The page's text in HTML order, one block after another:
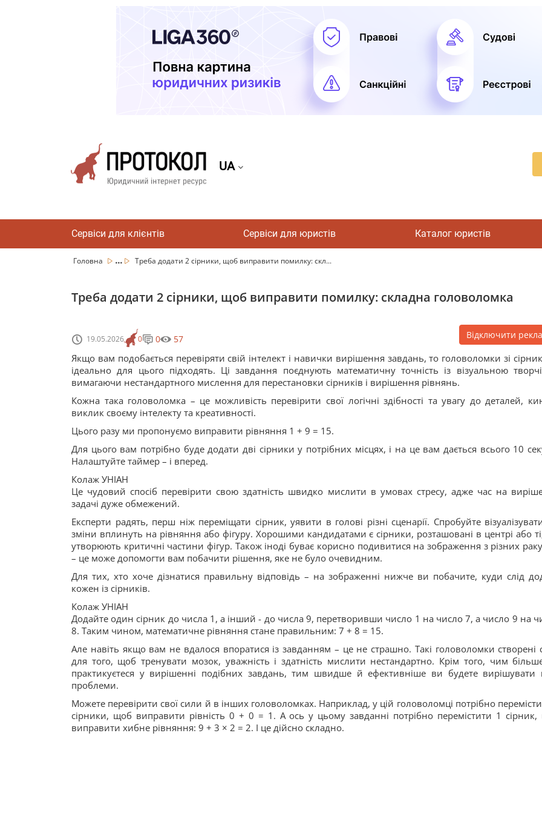
UA
Сервіси для клієнтів Сервіси для юристів Каталог юристів
Головна ... Треба додати 2 сірники, щоб виправити помилку: скл...
Треба додати 2 сірники, щоб виправити помилку: складна головоломка
19.05.2026 0 0 57 Відключити
Якщо вам подобається перевіряти свій інтелект і навички вирішення завдань, то головоломки зі
ідеально для цього підходять. Ці завдання поєднують математичну точність із візуальною
вимагаючи нестандартного мислення для перестановки сірників і вирішення рівнянь.
Кожна така головоломка – це можливість перевірити свої логічні здібності та увагу до деталей,
виклик своєму інтелекту та креативності.
Цього разу ми пропонуємо виправити рівняння 1 + 9 = 15.
Для цього вам потрібно буде додати дві сірники у потрібних місцях, і на це вам дається всього 10
Налаштуйте таймер – і вперед.
Колаж УНІАН
Це чудовий спосіб перевірити свою здатність швидко мислити в умовах стресу, адже час на
задачі дуже обмежений.
Експерти радять, перш ніж переміщати сірник, уявити в голові різні сценарії. Спробуйте
зміни вплинуть на рівняння або фігуру. Хорошими кандидатами є сірники, розташовані в центрі або
утворюють критичні частини фігур. Також іноді буває корисно подивитися на зображення з різних
– це може допомогти вам побачити рішення, яке не було очевидним.
Для тих, хто хоче дізнатися правильну відповідь – на зображенні нижче ви побачите, куди слід
кожен із сірників.
Колаж УНІАН
Додайте один сірник до числа 1, а інший - до числа 9, перетворивши число 1 на число 7, а число 9 на
8. Таким чином, математичне рівняння стане правильним: 7 + 8 = 15.
Але навіть якщо вам не вдалося впоратися із завданням – це не страшно. Такі головоломки створені
для того, щоб тренувати мозок, уважність і здатність мислити нестандартно. Крім того, чим
практикуєтеся у вирішенні подібних завдань, тим швидше й ефективніше ви будете вирішувати
проблеми.
Можете перевірити свої сили й в інших головоломках. Наприклад, у цій головоломці потрібно
сірники, щоб виправити рівність 0 + 0 = 1. А ось у цьому завданні потрібно перемістити 1
виправити хибне рівняння: 9 + 3 × 2 = 2. І це дійсно складно.